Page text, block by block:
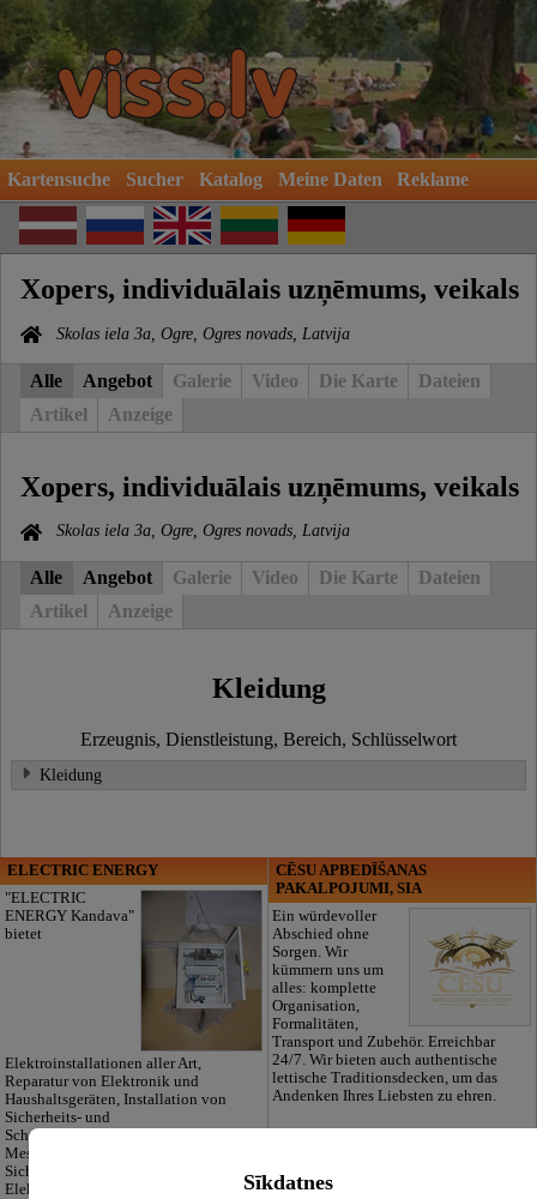
Kartensuche Sucher Katalog Meine Daten Reklame
Xopers, individuālais uzņēmums, veikals
Skolas iela 3a, Ogre, Ogres novads, Latvija
Alle Angebot Galerie Video Die Karte
Dateien
Artikel
Anzeige
Xopers, individuālais uzņēmums, veikals
Skolas iela 3a, Ogre, Ogres novads, Latvija
Alle Angebot Galerie Video Die Karte
Dateien
Artikel
Anzeige
Kleidung
Erzeugnis, Dienstleistung, Bereich, Schlüsselwort
Kleidung
ELECTRIC ENERGY
"ELECTRIC
ENERGY Kandava"
bietet
Elektroinstallationen aller Art,
Reparatur von Elektronik und
Haushaltsgeräten, Installation von
Sicherheits- und
Schwachstromsystemen, Projektierung,
Messungen und
Sicherheitsrisikoanalysen für Ihre
Elektroanlagen.
CĒSU APBEDĪŠANAS
PAKALPOJUMI, SIA
Ein würdevoller
Abschied ohne
Sorgen. Wir
kümmern uns um
alles: komplette
Organisation,
Formalitäten,
Transport und Zubehör. Erreichbar
24/7. Wir bieten auch authentische
lettische Traditionsdecken, um das
Andenken Ihres Liebsten zu ehren.
Sīkdatnes